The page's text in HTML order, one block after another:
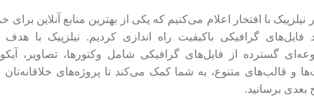
نیلزپیک با افتخار اعلام می‌کنیم که یکی از بهترین منابع آنلاین برای
فایل‌های گرافیکی باکیفیت راه اندازی کردیم. نیلزپیک با هدف
گسترده از فایل‌های گرافیکی شامل وکتورها، تصاویر،
و قالب‌های متنوع، به شما کمک می‌کند تا پروژه‌های خلاقانه‌تان
برسانید.